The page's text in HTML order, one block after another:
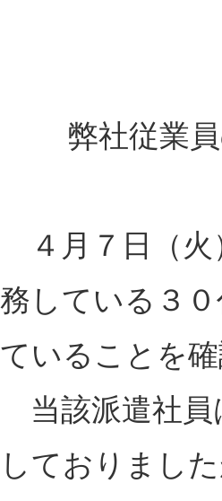
弊社従業
４月７日（火
務している３
ていることを
当該派遣社員
しておりまし